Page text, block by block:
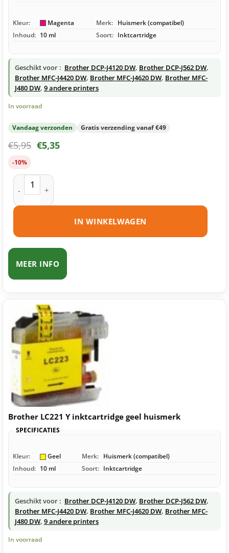
Kleur: Magenta Merk: Huismerk (compatibel)
Inhoud: 10 ml Soort: Inktcartridge
Geschikt voor : Brother DCP-J4120 DW, Brother DCP-J562 DW,
Brother MFC-J4420 DW, Brother MFC-J4620 DW, Brother MFC-
J480 DW, 9 andere printers
In voorraad
Vandaag verzonden Gratis verzending vanaf €49
€5,95 €5,35
-10%
Brother LC221 M inktcartridge magenta huismerk aantal
IN WINKELWAGEN
MEER INFO
Brother LC221 Y inktcartridge geel huismerk
SPECIFICATIES
Kleur: Geel Merk: Huismerk (compatibel)
Inhoud: 10 ml Soort: Inktcartridge
Geschikt voor : Brother DCP-J4120 DW, Brother DCP-J562 DW,
Brother MFC-J4420 DW, Brother MFC-J4620 DW, Brother MFC-
J480 DW, 9 andere printers
In voorraad